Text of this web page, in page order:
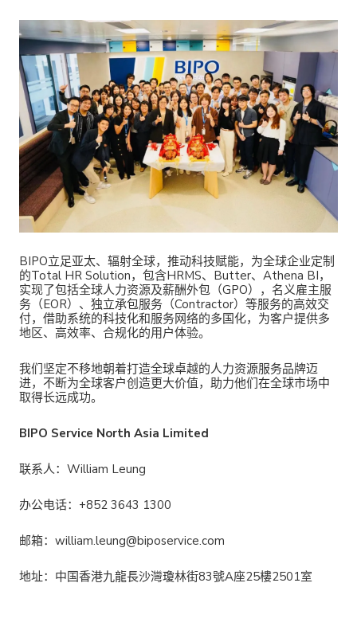
BIPO立足亚太、辐射全球，推动科技赋能，为全球企业定制
的Total HR Solution，包含HRMS、Butter、Athena BI，
实现了包括全球人力资源及薪酬外包（GPO），名义雇主服
务（EOR）、独立承包服务（Contractor）等服务的高效交
付，借助系统的科技化和服务网络的多国化，为客户提供多
地区、高效率、合规化的用户体验。
我们坚定不移地朝着打造全球卓越的人力资源服务品牌迈
进，不断为全球客户创造更大价值，助力他们在全球市场中
取得长远成功。
BIPO Service North Asia Limited
联系人：William Leung
办公电话：+852 3643 1300
邮箱：william.leung@biposervice.com
地址：中国香港九龍長沙灣瓊林街83號A座25樓2501室